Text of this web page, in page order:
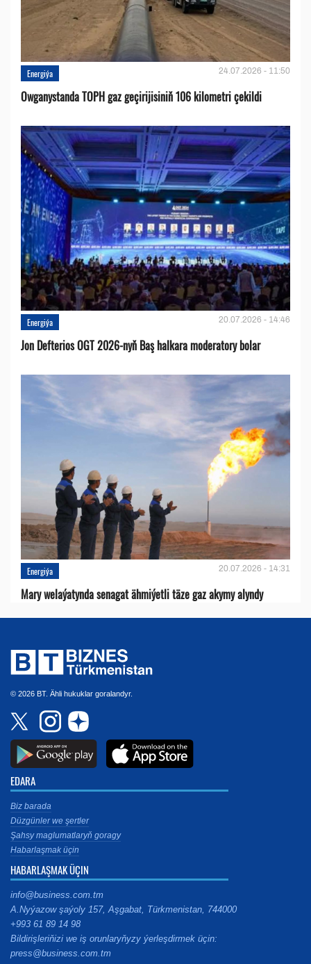
Energiýa 24.07.2026 - 11:50
Owganystanda TOPH gaz geçirijisiniň 106 kilometri çekildi
Energiýa 20.07.2026 - 14:46
Jon Defterios OGT 2026-nyň Baş halkara moderatory bolar
Energiýa 20.07.2026 - 14:31
Mary welaýatynda senagat ähmiýetli täze gaz akymy alyndy
© 2026 BT. Ähli hukuklar goralandyr.
EDARA
Biz barada
Düzgünler we şertler
Şahsy maglumatlaryň goragy
Habarlaşmak üçin
HABARLAŞMAK ÜÇIN
info@business.com.tm
A.Nyýazow şaýoly 157, Aşgabat, Türkmenistan, 744000
+993 61 89 14 98
Bildirişleriňizi we iş orunlaryňyzy ýerleşdirmek üçin:
press@business.com.tm